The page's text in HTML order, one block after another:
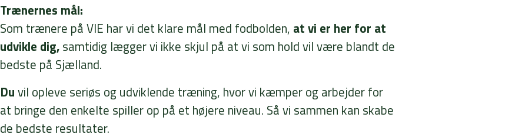
Trænernes mål:
Som trænere på VIE har vi det klare mål med fodbolden, at vi er her for at
udvikle dig,samtidig lægger vi ikke skjul på at vi som hold vil være blandt de
bedste på Sjælland.
Duvil opleve seriøs og udviklende træning, hvor vi kæmper og arbejder for
at bringe den enkelte spiller op på et højere niveau. Så vi sammen kan skabe
de bedste resultater.